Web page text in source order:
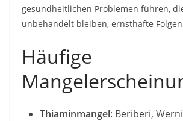
gesundheitlichen Problemen führen,
unbehandelt bleiben, ernsthafte
Häufige
Thiaminmangel: Beriberi,